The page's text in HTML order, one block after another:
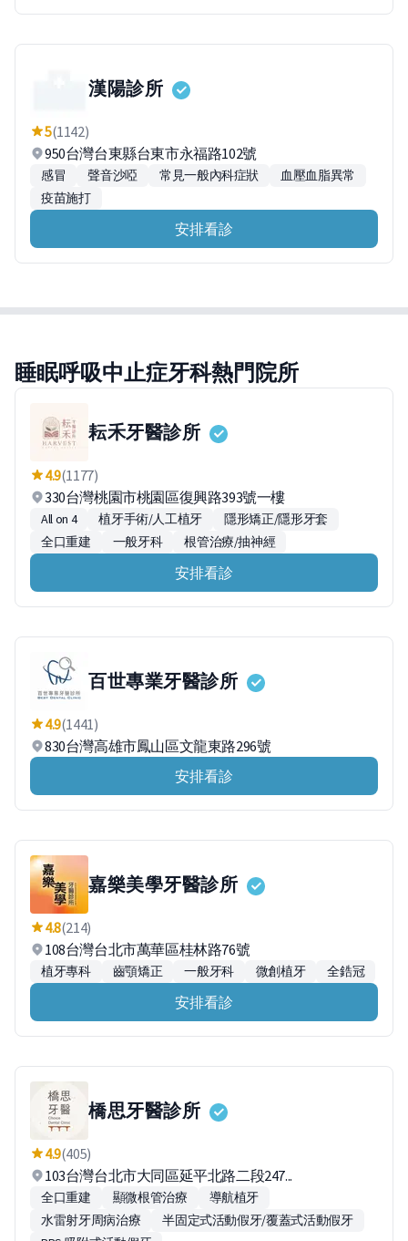
漢陽診所
5(1142)
950台灣台東縣台東市永福路102號
感冒 聲音沙啞 常見一般內科症狀
血壓血脂異常
疫苗施打
安排看診
睡眠呼吸中止症牙科熱門院所
耘禾牙醫診所
4.9(1177)
330台灣桃園市桃園區復興路393號一樓
All on 4 植牙手術/人工植牙
隱形矯正/隱形牙套
全口重建
一般牙科 根管治療/抽神經
安排看診
百世專業牙醫診所
4.9(1441)
830台灣高雄市鳳山區文龍東路296號
安排看診
嘉樂美學牙醫診所
4.8(214)
108台灣台北市萬華區桂林路76號
植牙專科 齒顎矯正 一般牙科 微創植牙 全鋯冠
安排看診
橋思牙醫診所
4.9(405)
103台灣台北市大同區延平北路二段247...
全口重建 顯微根管治療
導航植牙
水雷射牙周病治療
半固定式活動假牙/覆蓋式活動假牙